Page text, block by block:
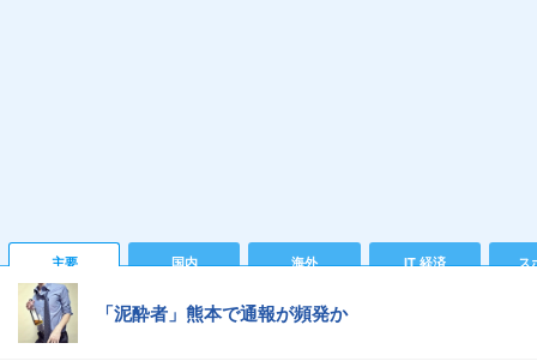
主要 国内 海外 IT 経済 ス
「泥酔者」熊本で通報が頻発か